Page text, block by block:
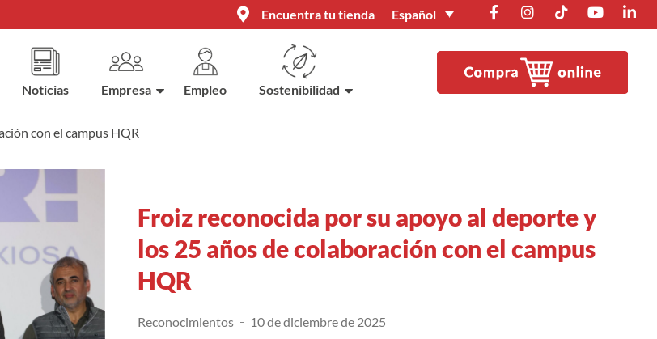
Encuentra tu tienda Español
Noticias Empresa Empleo Sostenibilidad
con el campus HQR
Froiz reconocida por su apoyo al deporte y
los 25 años de colaboración con el campus
HQR
Reconocimientos 10 de diciembre de 2025